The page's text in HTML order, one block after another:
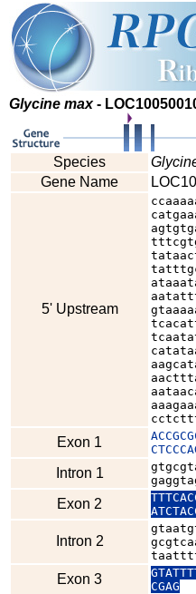
Glycine max-
Species
Gene Name
5' Upstream
Exon 1
Intron 1
Exon 2
Intron 2
Exon 3
CGAG